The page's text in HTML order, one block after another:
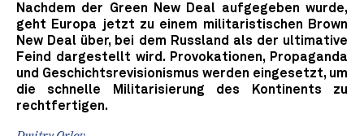
Nachdem der Green New Deal aufgegeben wurde,
geht Europa jetzt zu einem militaristischen Brown
New Deal über, bei dem Russland als der ultimative
Feind dargestellt wird. Provokationen, Propaganda
und Geschichtsrevisionismus werden eingesetzt, um
die schnelle Militarisierung des Kontinents zu
rechtfertigen.